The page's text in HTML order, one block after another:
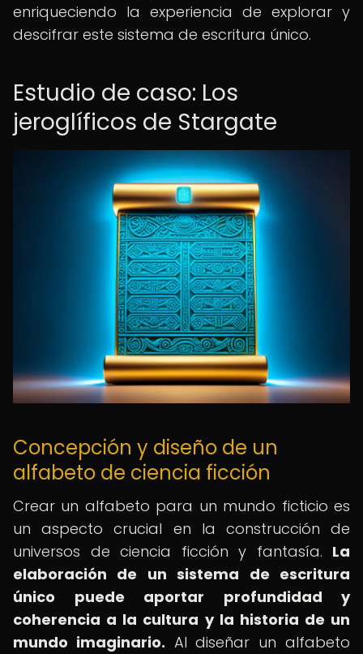
enriqueciendo la experiencia de explorar y
descifrar este sistema de escritura único.
Estudio de caso: Los
jeroglíficos de Stargate
Concepción y diseño de un
alfabeto de ciencia ficción
Crear un alfabeto para un mundo ficticio es
un aspecto crucial en la construcción de
universos de ciencia ficción y fantasía. La
elaboración de un sistema de escritura
único puede aportar profundidad y
coherencia a la cultura y la historia de un
mundo imaginario. Al diseñar un alfabeto